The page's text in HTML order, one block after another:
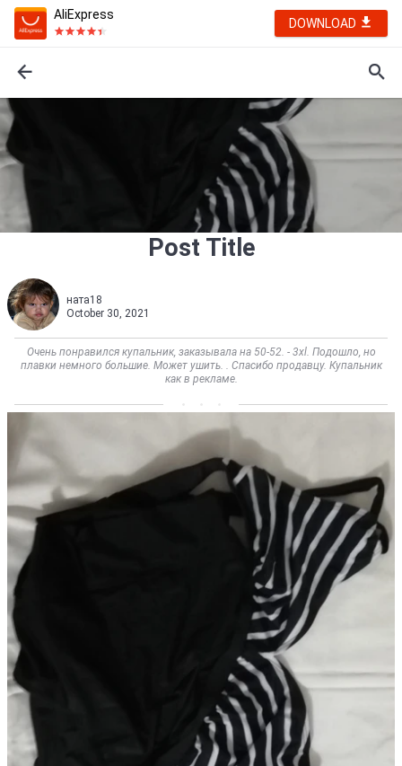
AliExpress
DOWNLOAD
Post Title
ната18
October 30, 2021
Очень понравился купальник, заказывала на 50-52. - 3xl. Подошло, но
плавки немного большие. Может ушить. . Спасибо продавцу. Купальник
как в рекламе.    